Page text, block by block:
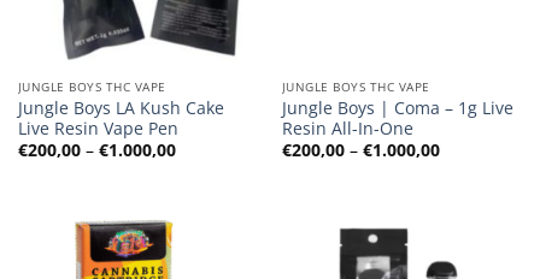
JUNGLE BOYS THC VAPE
Jungle Boys LA Kush Cake
Live Resin Vape Pen
€200,00 – €1.000,00Preisspanne:
JUNGLE BOYS THC VAPE
Jungle Boys | Coma – 1g Live
Resin All-In-One
€200,00 – €1.000,00